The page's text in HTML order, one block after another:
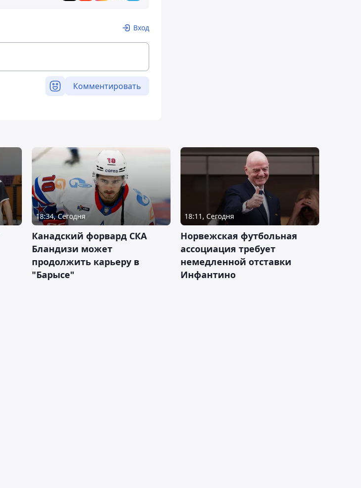
Вход
Комментировать
18:34, Сегодня
Канадский форвард СКА
Бландизи может
продолжить карьеру в
"Барысе"
18:11, Сегодня
Норвежская футбольная
ассоциация требует
немедленной отставки
Инфантино